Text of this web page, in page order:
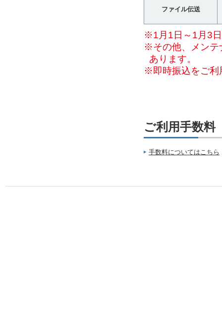
ファイル伝送
※1月1日～1月3
※その他、メンテ
あります。
※即時振込をご利
ご利用手数料
手数料についてはこちら